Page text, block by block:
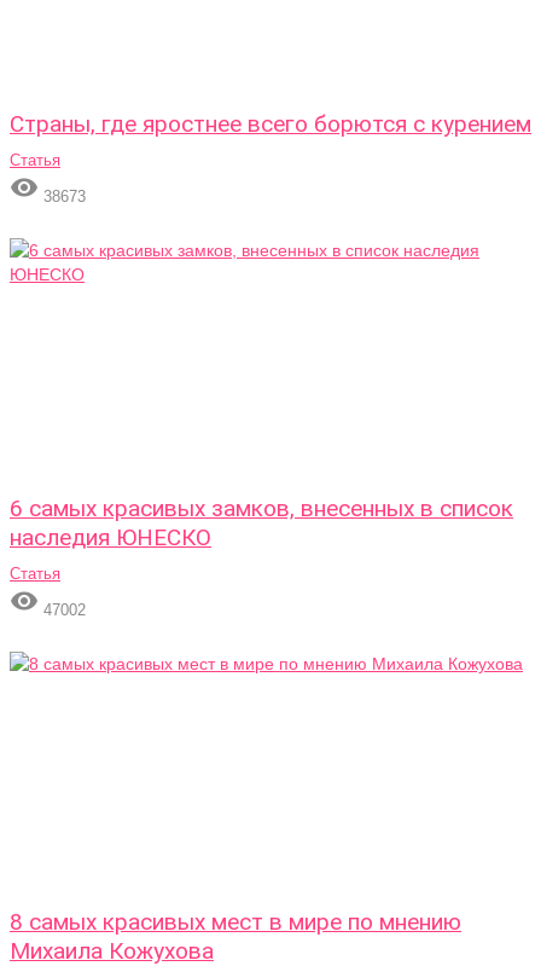
Страны, где яростнее всего борются с курением
Статья
 38673
6 самых красивых замков, внесенных в список
наследия ЮНЕСКО
Статья
 47002
8 самых красивых мест в мире по мнению
Михаила Кожухова